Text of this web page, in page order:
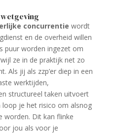
concurrentie wordt
en de overheid willen
puur worden ingezet om
ze in de praktijk net zo
Als jij als zzp’er diep in een
werktijden,
structureel taken uitvoert
loop je het risico om alsnog
worden. Dit kan flinke
jou als voor je